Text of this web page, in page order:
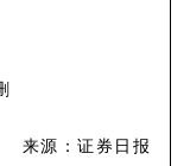
来源： 证券日报